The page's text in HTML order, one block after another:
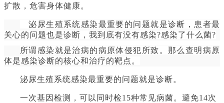
扩散，危害身体健康。
泌尿生殖系统感染最重要的问题就是诊断，患者最
关心的问题也是诊断，我到底有没有感染?感染了什么菌?
所谓感染就是治病的病原体侵犯所致。那么查明病原
体是感染诊断的核心和治疗的靶点。
泌尿生殖系统感染最重要的问题就是诊断。
一次基因检测，可以同时检15种常见病菌。避免14次